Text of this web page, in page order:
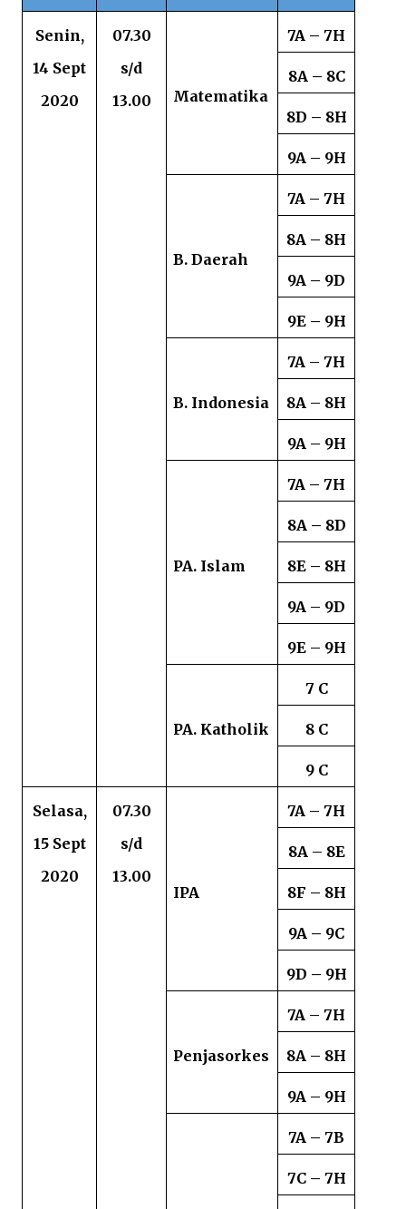
Senin,
14 Sept
2020
07.30
s/d
13.00
Matematika
7A – 7H
8A – 8C
8D – 8H
9A – 9H
B. Daerah
7A – 7H
8A – 8H
9A – 9D
9E – 9H
B. Indonesia
7A – 7H
8A – 8H
9A – 9H
PA. Islam
7A – 7H
8A – 8D
8E – 8H
9A – 9D
9E – 9H
PA. Katholik
7 C
8 C
9 C
Selasa,
15 Sept
2020
07.30
s/d
13.00
IPA
7A – 7H
8A – 8E
8F – 8H
9A – 9C
9D – 9H
Penjasorkes
7A – 7H
8A – 8H
9A – 9H
7A – 7B
7C – 7H